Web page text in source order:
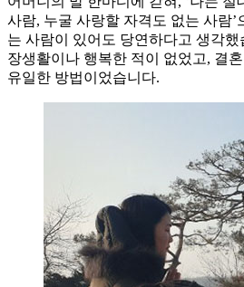
사람, 누굴 사랑할 자격도 없는 사람
는 사람이 있어도 당연하다고 생각
장생활이나 행복한 적이 없었고, 결
유일한 방법이었습니다.